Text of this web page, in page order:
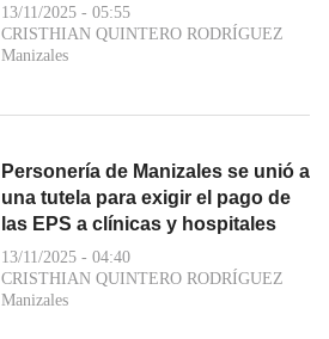
13/11/2025 - 05:55
CRISTHIAN QUINTERO RODRÍGUEZ
Manizales
Personería de Manizales se unió a
una tutela para exigir el pago de
las EPS a clínicas y hospitales
13/11/2025 - 04:40
CRISTHIAN QUINTERO RODRÍGUEZ
Manizales